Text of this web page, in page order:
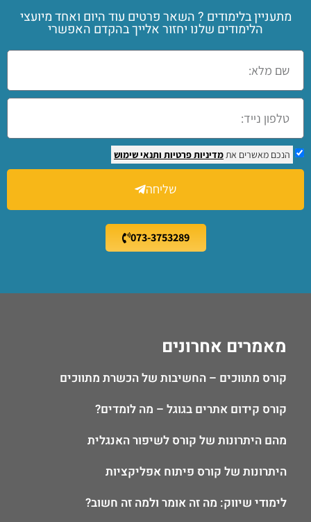
מתעניין בלימודים ? השאר פרטים עוד היום ואחד מיועצי
הלימודים שלנו יחזור אלייך בהקדם האפשרי
הנכם מאשרים את מדיניות פרטיות ותנאי שימוש
שליחה
073-3753289
מאמרים אחרונים
קורס מתווכים – החשיבות של הכשרת מתווכים
קורס קידום אתרים בגוגל – מה לומדים?
מהם היתרונות של קורס לשיפור האנגלית
היתרונות של קורס פיתוח אפליקציות
לימודי שיווק: מה זה אומר ולמה זה חשוב?